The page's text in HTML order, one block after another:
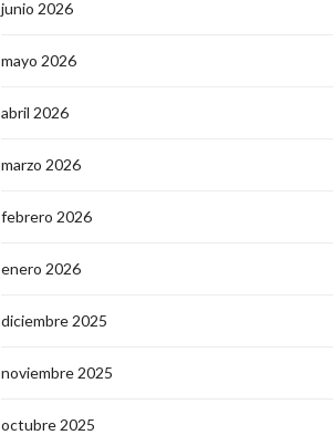
junio 2026
mayo 2026
abril 2026
marzo 2026
febrero 2026
enero 2026
diciembre 2025
noviembre 2025
octubre 2025